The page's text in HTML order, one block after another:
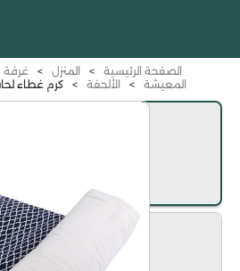
الصفحة الرئيسية > المنزل >
غرفة
المعيشة
> الألحفة > كرم غطاء